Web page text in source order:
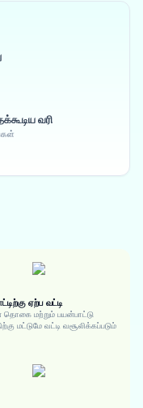
வரி
ஏற்ப வட்டி
தொகை மற்றும் பயன்பாட்டு
மட்டுமே வட்டி வசூலிக்கப்படும்